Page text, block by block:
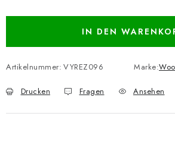
IN DEN
Artikelnummer: VYREZ096 Marke:
Drucken Fragen Ansehen